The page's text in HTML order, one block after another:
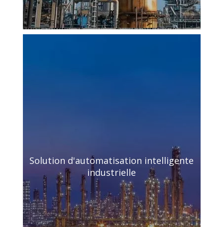
Solution d'automatisation intelligente
industrielle